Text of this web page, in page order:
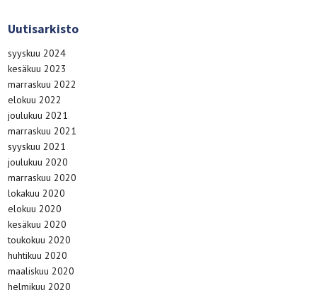
Uutisarkisto
syyskuu 2024
kesäkuu 2023
marraskuu 2022
elokuu 2022
joulukuu 2021
marraskuu 2021
syyskuu 2021
joulukuu 2020
marraskuu 2020
lokakuu 2020
elokuu 2020
kesäkuu 2020
toukokuu 2020
huhtikuu 2020
maaliskuu 2020
helmikuu 2020